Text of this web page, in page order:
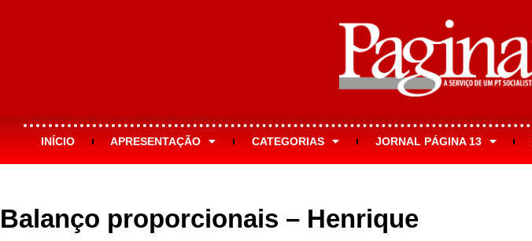
INÍCIO APRESENTAÇÃO CATEGORIAS JORNAL PÁGINA 13
Balanço proporcionais – Henrique